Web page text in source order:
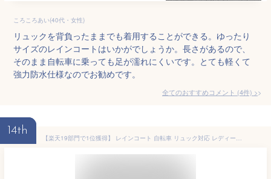
ころころあい(40代・女性)
リュックを背負ったままでも着用することができる。ゆったり
サイズのレインコートはいかがでしょうか。長さがあるので、
そのまま自転車に乗っても足が濡れにくいです。とても軽くて
強力防水仕様なのでお勧めです。
全てのおすすめコメント (4件) >
14th
【楽天19部門で1位獲得】 レインコート 自転車 リュック対応 レディース おしゃれ ポンチョ 通学 安全 リュック 濡れない 高校生 小学生 バイザー 背負ったまま ランドセル対応 ファスナー ロング 通勤 かわいい 通学用 キッズ 大人 カッパ バイク つば 前開き 合羽